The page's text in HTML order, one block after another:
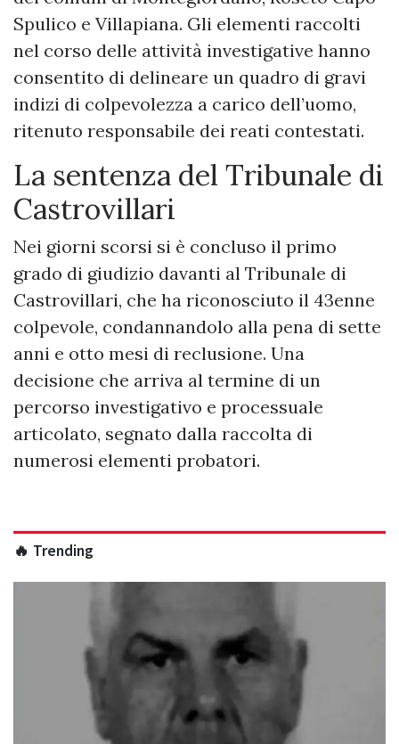
Spulico e Villapiana. Gli elementi raccolti
nel corso delle attività investigative hanno
consentito di delineare un quadro di gravi
indizi di colpevolezza a carico dell’uomo,
ritenuto responsabile dei reati contestati.
La sentenza del Tribunale di
Castrovillari
Nei giorni scorsi si è concluso il primo
grado di giudizio davanti al Tribunale di
Castrovillari, che ha riconosciuto il 43enne
colpevole, condannandolo alla pena di sette
anni e otto mesi di reclusione. Una
decisione che arriva al termine di un
percorso investigativo e processuale
articolato, segnato dalla raccolta di
numerosi elementi probatori.
🔥 Trending